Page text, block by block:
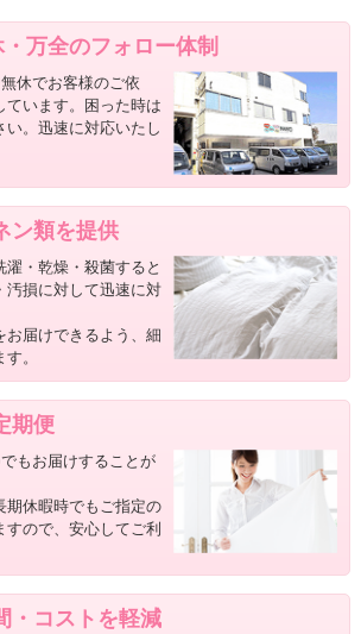
万全のフォロー体制
休でお客様のご依
ています。困った時は
い。迅速に対応いたし
ン類を提供
濯・乾燥・殺菌すると
汚損に対して迅速に対
お届けできるよう、細
。
期便
もお届けすることが
期休暇時でもご指定の
すので、安心してご利
・コストを軽減